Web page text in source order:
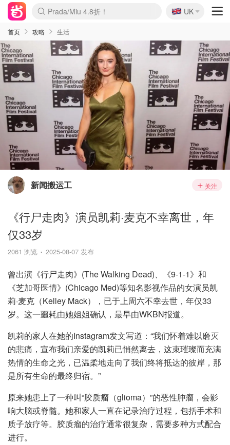
麦卢卡蜂蜜夏促！个位数！
Prada/Miu 4.8折！
啥？必胜客披萨5折！
🇬🇧
UK
首页 攻略 生活
新闻搬运工 关注
《行尸走肉》演员凯莉·麦克不幸离世，年
仅33岁
2061 浏览 2025-08-07 发布
曾出演《行尸走肉》(The Walking Dead)、《9-1-1》和
《芝加哥医情》(Chicago Med)等知名影视作品的女演员凯
莉·麦克（Kelley Mack），已于上周六不幸去世，年仅33
岁。这一噩耗由她姐姐确认，最早由WKBN报道。
凯莉的家人在她的Instagram发文写道：“我们怀着难以磨灭
的悲痛，宣布我们亲爱的凯莉已悄然离去，这束璀璨而充满
热情的生命之光，已温柔地走向了我们终将抵达的彼岸，那
是所有生命的最终归宿。”
原来她患上了一种叫“胶质瘤（glioma）”的恶性肿瘤，会影
响大脑或脊髓。她和家人一直在记录治疗过程，包括手术和
质子放疗等。胶质瘤的治疗通常很复杂，需要多种方式配合
进行。